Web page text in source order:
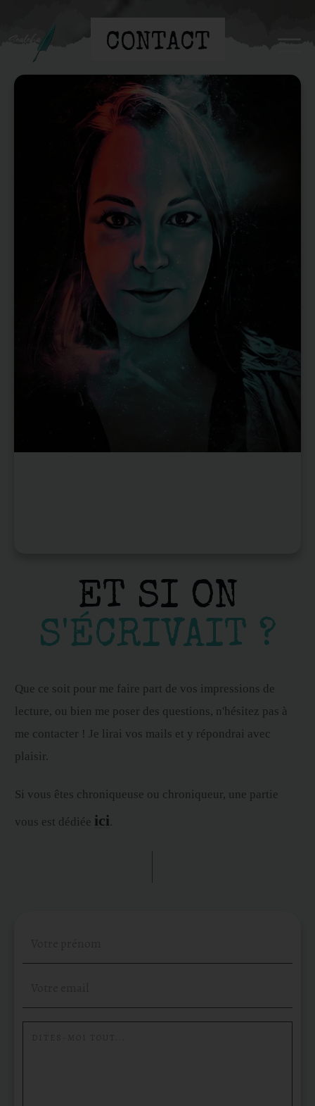
CONTACT
ET SI ON
S'ÉCRIVAIT ?
Que ce soit pour me faire part de vos impressions de
lecture, ou bien me poser des questions, n'hésitez pas à
me contacter ! Je lirai vos mails et y répondrai avec
plaisir.
Si vous êtes chroniqueuse ou chroniqueur, une partie
vous est dédiée ici.